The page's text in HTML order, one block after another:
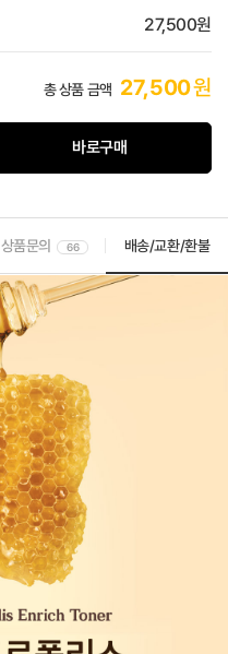
27,500원
총 상품 금액 27,500원
바로구매
상품문의 66 배송/교환/환불